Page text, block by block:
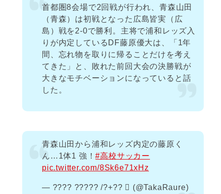
首都圏8会場で2回戦が行われ、青森山田
（青森）は初戦となった広島皆実（広
島）戦を2-0で勝利。主将で浦和レッズ入
りが内定しているDF藤原優大は、「1年
間、忘れ物を取りに帰ることだけを考え
てきた」と、敗れた前回大会の決勝戦が
大きなモチベーションになっていると話
した。
青森山田から浦和レッズ内定の藤原く
ん…1体1 強！#高校サッカー
pic.twitter.com/8Sk6e71xHz
— ???? ????? /?+??  (@TakaRaure)